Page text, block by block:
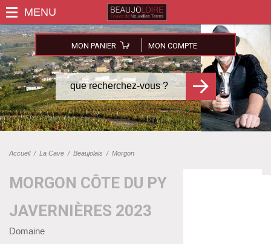
MON PANIER MON COMPTE
Accueil/ La Cave / Beaujolais / Morgon
MORGON CÔTE DU PY
JAVERNIÈRES 2023
Domaine